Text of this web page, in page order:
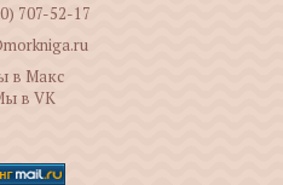
707-52-17
в Макс
в VK